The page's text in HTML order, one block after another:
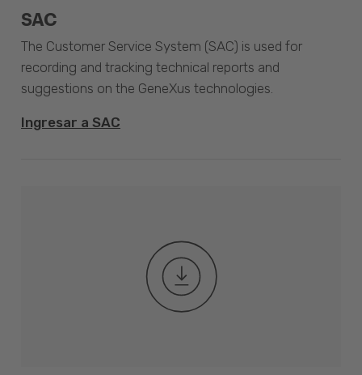
SAC
The Customer Service System (SAC) is used for
recording and tracking technical reports and
suggestions on the GeneXus technologies.
Ingresar a SAC